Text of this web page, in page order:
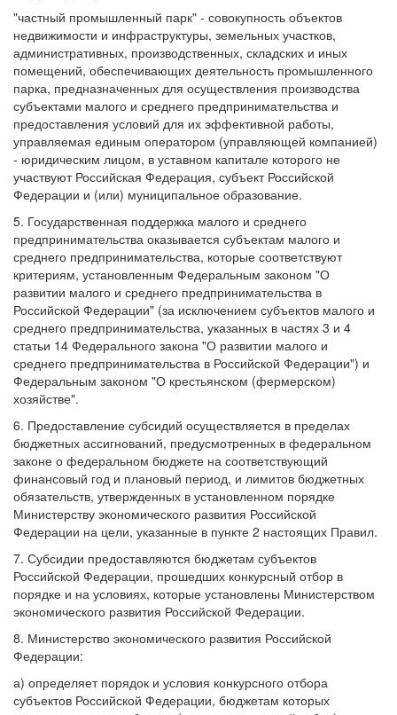
"частный промышленный парк" - совокупность объектов
недвижимости и инфраструктуры, земельных участков,
административных, производственных, складских и иных
помещений, обеспечивающих деятельность промышленного
парка, предназначенных для осуществления производства
субъектами малого и среднего предпринимательства и
предоставления условий для их эффективной работы,
управляемая единым оператором (управляющей компанией)
- юридическим лицом, в уставном капитале которого не
участвуют Российская Федерация, субъект Российской
Федерации и (или) муниципальное образование.
5. Государственная поддержка малого и среднего
предпринимательства оказывается субъектам малого и
среднего предпринимательства, которые соответствуют
критериям, установленным Федеральным законом "О
развитии малого и среднего предпринимательства в
Российской Федерации" (за исключением субъектов малого и
среднего предпринимательства, указанных в частях 3 и 4
статьи 14 Федерального закона "О развитии малого и
среднего предпринимательства в Российской Федерации") и
Федеральным законом "О крестьянском (фермерском)
хозяйстве".
6. Предоставление субсидий осуществляется в пределах
бюджетных ассигнований, предусмотренных в федеральном
законе о федеральном бюджете на соответствующий
финансовый год и плановый период, и лимитов бюджетных
обязательств, утвержденных в установленном порядке
Министерству экономического развития Российской
Федерации на цели, указанные в пункте 2 настоящих Правил.
7. Субсидии предоставляются бюджетам субъектов
Российской Федерации, прошедших конкурсный отбор в
порядке и на условиях, которые установлены Министерством
экономического развития Российской Федерации.
8. Министерство экономического развития Российской
Федерации:
а) определяет порядок и условия конкурсного отбора
субъектов Российской Федерации, бюджетам которых